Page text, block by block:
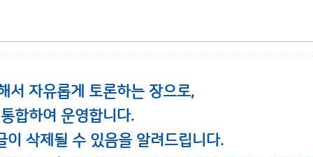
서 자유롭게 토론하는 장으로,
합하여 운영합니다.
삭제될 수 있음을 알려드립니다.